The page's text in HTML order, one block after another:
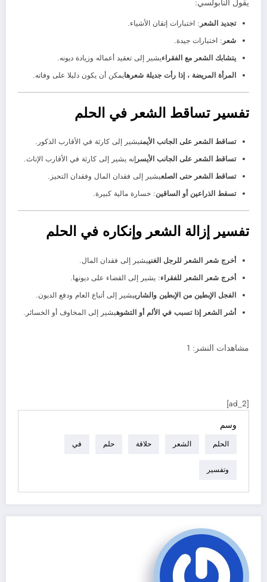
يقول النابولسي:
تجديد الشعر: اختبارات إتقان الأشياء.
شعر: اختبارات جيدة.
يتشابك الشعر مع الفقراءيشير إلى تعقيد أعماله وزيادة ديونه.
المرأة المريضة ، إذا رأت جديلة شعرهايمكن أن يكون دليلا على وفاته.
تفسير تساقط الشعر في الحلم
تساقط الشعر على الجانب الأيمنيشير إلى كارثة في الأقارب الذكور.
تساقط الشعر على الجانب الأيسرإنه يشير إلى كارثة في الأقارب الإناث.
تساقط الشعر حتى الصلعيشير إلى فقدان المال وفقدان التحيز.
تسقط الذراعين أو الساقين: خسارة مالية كبيرة.
تفسير إزالة الشعر وإنكاره في الحلم
أخرج شعر الشعر للرجل الغنييشير إلى فقدان المال.
أخرج شعر الشعر للفقراء: يشير إلى القضاء على ديونها.
الفجل الإبطين من الإبطين والشاربيشير إلى أتباع العام ودفع الديون.
أشر الشعر إذا تسبب في الألم أو التشوهيشير إلى المخاوف أو الخسائر.
مشاهدات النشر: 1
[ad_2]
وسم
الحلم الشعر حلاقة حلم في
وتفسير